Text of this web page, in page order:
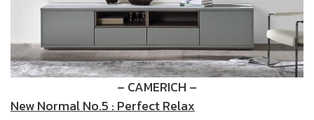
– CAMERICH –
New Normal No.5 : Perfect Relax